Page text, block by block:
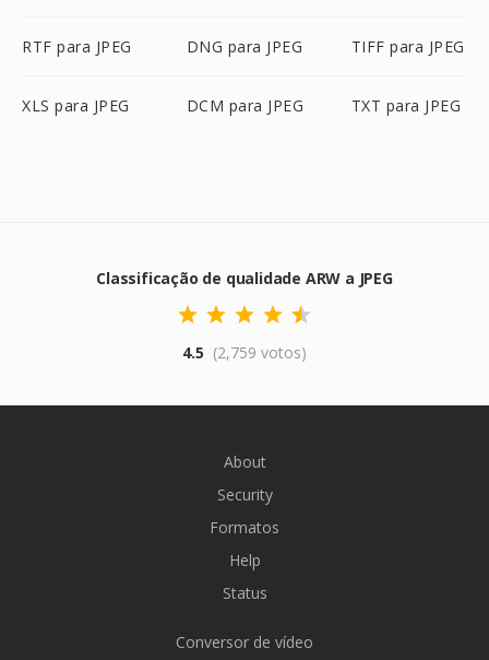
RTF para JPEG DNG para JPEG TIFF para JPEG
XLS para JPEG DCM para JPEG TXT para JPEG
Classificação de qualidade ARW a JPEG
4.5 (2,759 votos)
About
Security
Formatos
Help
Status
Conversor de vídeo